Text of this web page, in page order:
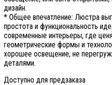
дизайн.
* Общее впечатление: Люстра
простота и функциональность
современные интерьеры, где
геометрические формы и
хорошее освещение, не
деталями.
Доступно для предзаказа